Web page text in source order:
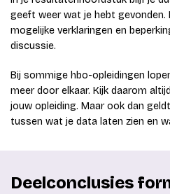
geeft weer wat je hebt gevonden.
mogelijke verklaringen en
discussie.
Bij sommige hbo-opleidingen
meer door elkaar. Kijk daarom
jouw opleiding. Maar ook dan
tussen wat je data laten zien en
Deelconclusies